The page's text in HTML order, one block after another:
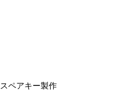
スペアキー製作